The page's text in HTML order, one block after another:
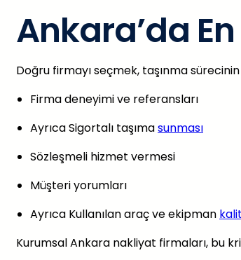
Ankara’da
Doğru firmayı seçmek, taşınma
Firma deneyimi ve referansları
Ayrıca Sigortalı taşımasunması
Sözleşmeli hizmet vermesi
Müşteri yorumları
Ayrıca Kullanılan araç ve ekipman
Kurumsal Ankara nakliyat firmaları, bu